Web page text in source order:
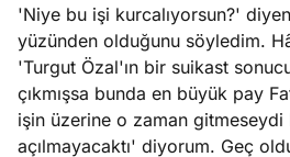
'Niye bu işi kurcalıyorsun?'
yüzünden olduğunu söyledim.
'Turgut Özal'ın bir suikast
çıkmışsa bunda en büyük pay
işin üzerine o zaman gitmeseydi
açılmayacaktı' diyorum. Geç